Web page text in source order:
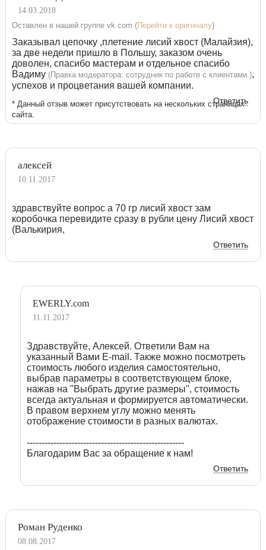
14.03.2018
Оставлен в нашей группе vk.com (Перейти к оригиналу)
Заказывал цепочку ,плетение лисий хвост (Малайзия),
за две недели пришло в Польшу, заказом очень
доволен, спасибо мастерам и отдельное спасибо
Вадиму (Правка модератора: сотрудник по работе с клиентами.),
успехов и процветания вашей компании.
Ответить
* Данный отзыв может присутствовать на нескольких страницах
сайта.
алексей
10.11.2017
здравствуйте вопрос а 70 гр лисий хвост зам
коробочка перевидите сразу в рубли цену Лисий хвост
(Валькирия,
Ответить
EWERLY.com
11.11.2017
Здравствуйте, Алексей. Ответили Вам на
указанный Вами E-mail. Также можно посмотреть
стоимость любого изделия самостоятельно,
выбрав параметры в соответствующем блоке,
нажав на "Выбрать другие размеры", стоимость
всегда актуальная и формируется автоматически.
В правом верхнем углу можно менять
отображение стоимости в разных валютах.
-----------------------------------------------------
Благодарим Вас за обращение к нам!
Ответить
Роман Руденко
08.08.2017